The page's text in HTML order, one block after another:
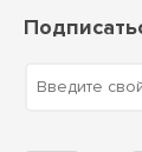
Введите